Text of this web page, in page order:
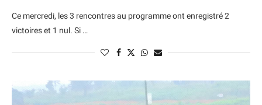
Ce mercredi, les 3 rencontres au programme ont enregistré 2
victoires et 1 nul. Si …